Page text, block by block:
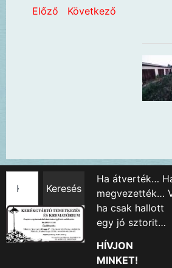
Előző Következő
Keresés
Ha átverték…
megvezették…
ha csak hallott
egy jó sztorit…
HÍVJON
MINKET!